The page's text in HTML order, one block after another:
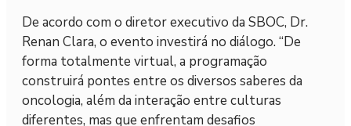
De acordo com o diretor executivo da SBOC, Dr.
Renan Clara, o evento investirá no diálogo. “De
forma totalmente virtual, a programação
construirá pontes entre os diversos saberes da
oncologia, além da interação entre culturas
diferentes, mas que enfrentam desafios